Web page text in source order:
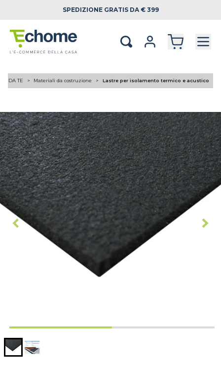
SPEDIZIONE GRATIS DA € 399
DA TE Materiali da costruzione Lastre per isolamento termico e acustico